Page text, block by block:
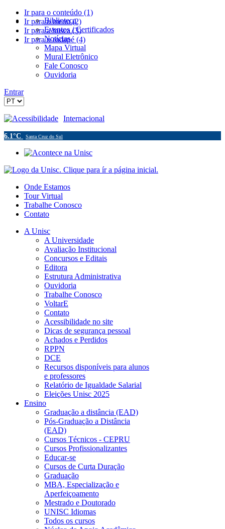
Ir para o conteúdo (1)
Ir para o menu (2)
Ir para a busca (3)
Ir para o rodapé (4)
Biblioteca
Eventos / Certificados
Notícias
Mapa Virtual
Mural Eletrônico
Fale Conosco
Ouvidoria
Entrar
Acessibilidade Internacional
6.1°C Santa Cruz do Sul
Onde Estamos
Tour Virtual
Trabalhe Conosco
Contato
A Unisc
A Universidade
Avaliação Institucional
Concursos e Editais
Editora
Estrutura Administrativa
Ouvidoria
Trabalhe Conosco
VoltarE
Contato
Acessibilidade no site
Dicas de segurança pessoal
Achados e Perdidos
RPPN
DCE
Recursos disponíveis para alunos
e professores
Relatório de Igualdade Salarial
Eleições Unisc 2025
Ensino
Graduação a distância (EAD)
Pós-Graduação a Distância
(EAD)
Cursos Técnicos - CEPRU
Cursos Profissionalizantes
Educar-se
Cursos de Curta Duração
Graduação
MBA, Especialização e
Aperfeiçoamento
Mestrado e Doutorado
UNISC Idiomas
Todos os cursos